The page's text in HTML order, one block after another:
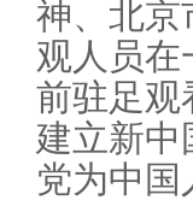
神、北京
观人员在
前驻足观
建立新中
党为中